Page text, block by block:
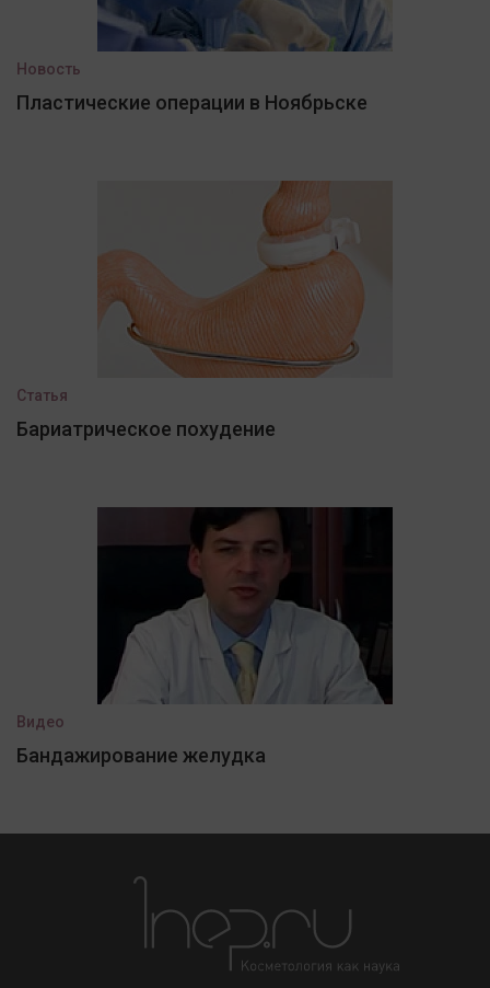
Новость
Пластические операции в Ноябрьске
Статья
Бариатрическое похудение
Видео
Бандажирование желудка